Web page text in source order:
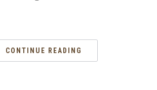
CONTINUE READING